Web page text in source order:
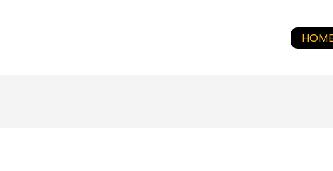
HOME